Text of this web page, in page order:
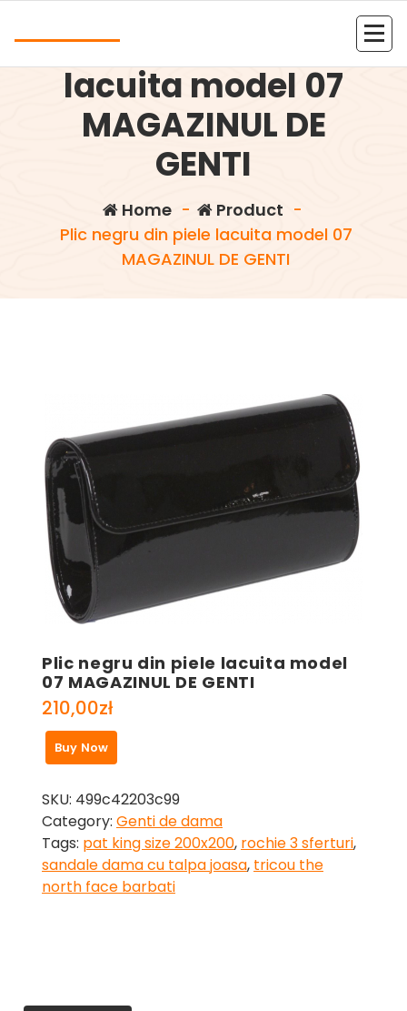
Plic negru din piele
lacuita model 07
MAGAZINUL DE
GENTI
Home- Product -
Plic negru din piele lacuita model 07
MAGAZINUL DE GENTI
Plic negru din piele lacuita model
07 MAGAZINUL DE GENTI
210,00zł
Buy Now
SKU: 499c42203c99
Category: Genti de dama
Tags: pat king size 200x200, rochie 3 sferturi,
sandale dama cu talpa joasa, tricou the
north face barbati